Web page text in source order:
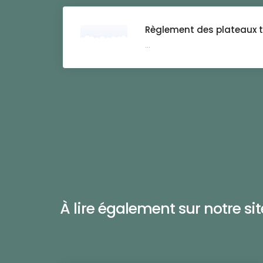
Règlement des plateaux
...
À lire également sur notre